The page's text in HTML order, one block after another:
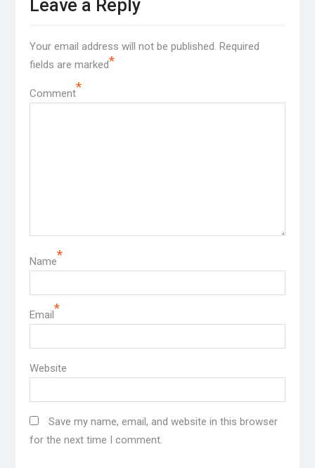
Leave a Reply
Your email address will not be published. Required
fields are marked*
Comment*
Name*
Email*
Website
Save my name, email, and website in this browser
for the next time I comment.